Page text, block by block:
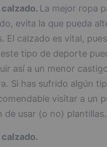
La mejor ropa
evita la que pueda
El calzado es vital,
tipo de deporte
así a un menor
Si has sufrido algún
visitar a un
de usar (o no) plantillas.